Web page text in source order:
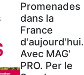
Promenades
dans la
France
d'aujourd'hui.
Avec MAG'
PRO. Per le